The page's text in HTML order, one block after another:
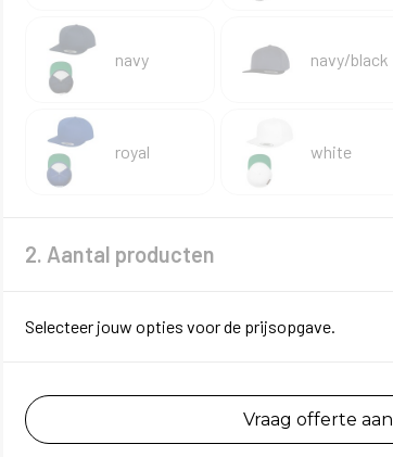
navy navy/black
royal white
2. Aantal producten
Selecteer jouw opties voor de prijsopgave.
Vraag offerte aan